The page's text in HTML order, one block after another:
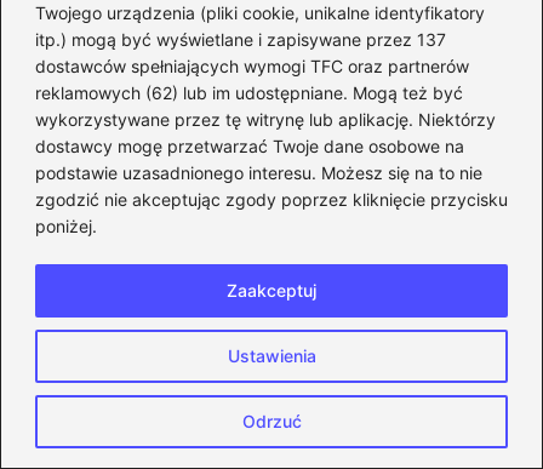
Twojego urządzenia (pliki cookie, unikalne identyfikatory
itp.) mogą być wyświetlane i zapisywane przez 137
dostawców spełniających wymogi TFC oraz partnerów
reklamowych (62) lub im udostępniane. Mogą też być
wykorzystywane przez tę witrynę lub aplikację. Niektórzy
dostawcy mogę przetwarzać Twoje dane osobowe na
podstawie uzasadnionego interesu. Możesz się na to nie
zgodzić nie akceptując zgody poprzez kliknięcie przycisku
poniżej.
Ustawienia
Odrzuć
Zaakceptuj
Jak cieszyć się grami online na
Androidzie bez lagów: skuteczne porady
2026-06-10